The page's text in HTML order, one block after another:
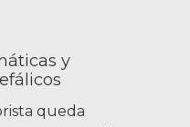
y
queda